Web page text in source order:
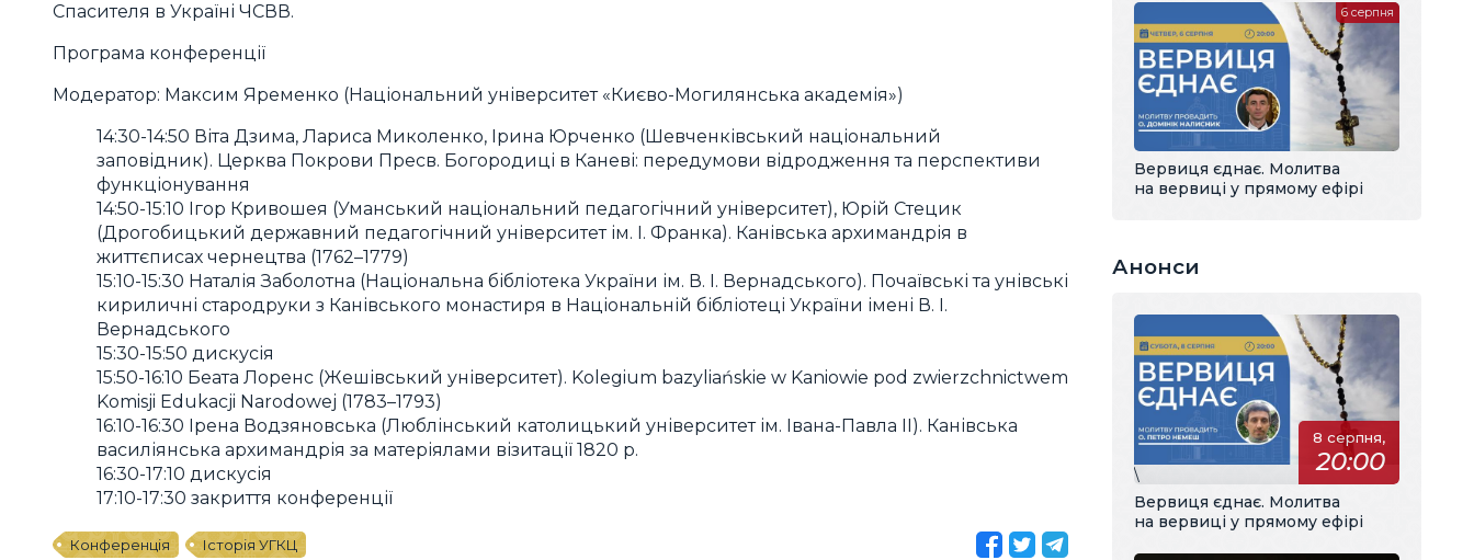
Спасителя в Україні ЧСВВ.
Програма конференції
Модератор: Максим Яременко (Національний університет «Києво-Могилянська академія»)
14:30-14:50 Віта Дзима, Лариса Миколенко, Ірина Юрченко (Шевченківський національний
заповідник). Церква Покрови Пресв. Богородиці в Каневі: передумови відродження та перспективи
функціонування
14:50-15:10 Ігор Кривошея (Уманський національний педагогічний університет), Юрій Стецик
(Дрогобицький державний педагогічний університет ім. І. Франка). Канівська архимандрія в
життєписах чернецтва (1762–1779)
15:10-15:30 Наталія Заболотна (Національна бібліотека України ім. В. І. Вернадського). Почаївські та унівські
кириличні стародруки з Канівського монастиря в Національній бібліотеці України імені В. І.
Вернадського
15:30-15:50 дискусія
15:50-16:10 Беата Лоренс (Жешівський університет). Kolegium bazyliańskie w Kaniowie pod zwierzchnictwem
Komisji Edukacji Narodowej (1783–1793)
16:10-16:30 Ірена Водзяновська (Люблінський католицький університет ім. Івана-Павла ІІ). Канівська
василіянська архимандрія за матеріялами візитації 1820 р.
16:30-17:10 дискусія
17:10-17:30 закриття конференції
Конференція Історія УГКЦ
Вервиця єднає. Молитва
на вервиці у прямому ефірі
6 серпня
Анонси
8 серпня,
20:00
\
Вервиця єднає. Молитва
на вервиці у прямому ефірі